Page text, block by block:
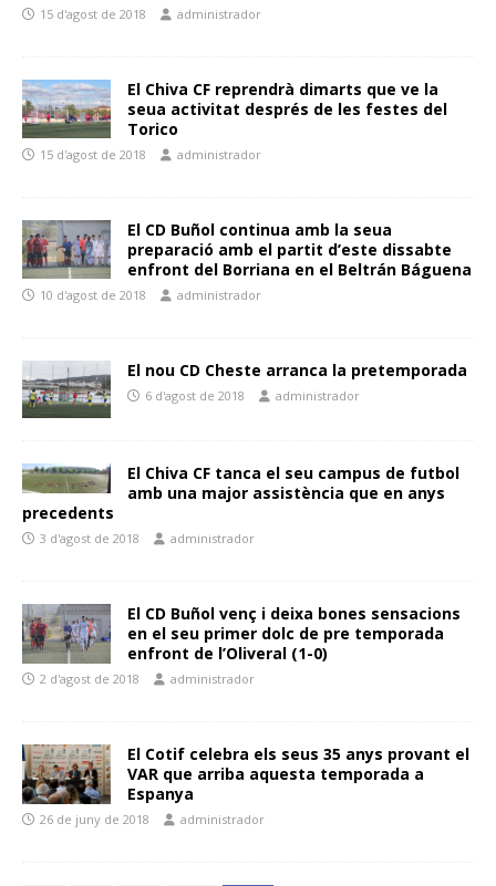
15 d'agost de 2018 administrador
El Chiva CF reprendrà dimarts que ve la
seua activitat després de les festes del
Torico
15 d'agost de 2018 administrador
El CD Buñol continua amb la seua
preparació amb el partit d’este dissabte
enfront del Borriana en el Beltrán Báguena
10 d'agost de 2018 administrador
El nou CD Cheste arranca la pretemporada
6 d'agost de 2018 administrador
El Chiva CF tanca el seu campus de futbol
amb una major assistència que en anys
precedents
3 d'agost de 2018 administrador
El CD Buñol venç i deixa bones sensacions
en el seu primer dolc de pre temporada
enfront de l’Oliveral (1-0)
2 d'agost de 2018 administrador
El Cotif celebra els seus 35 anys provant el
VAR que arriba aquesta temporada a
Espanya
26 de juny de 2018 administrador